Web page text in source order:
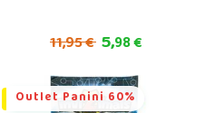
11,95 € 5,98 €
Outlet Panini 60%